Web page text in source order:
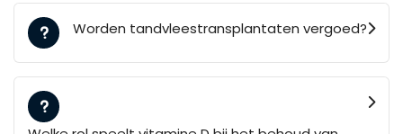
Worden tandvleestransplantaten vergoed?